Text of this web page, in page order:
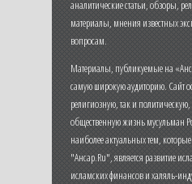
аналитические статьи, обзоры,
материалы, мнения известных
вопросам.
Материалы, публикуемые на
самую широкую аудиторию. Сайт
религиозную, так и
общественную жизнь мусульман
наиболее актуальных тем,
"Ансар.Ru", является развитие
исламских финансов и халяль-